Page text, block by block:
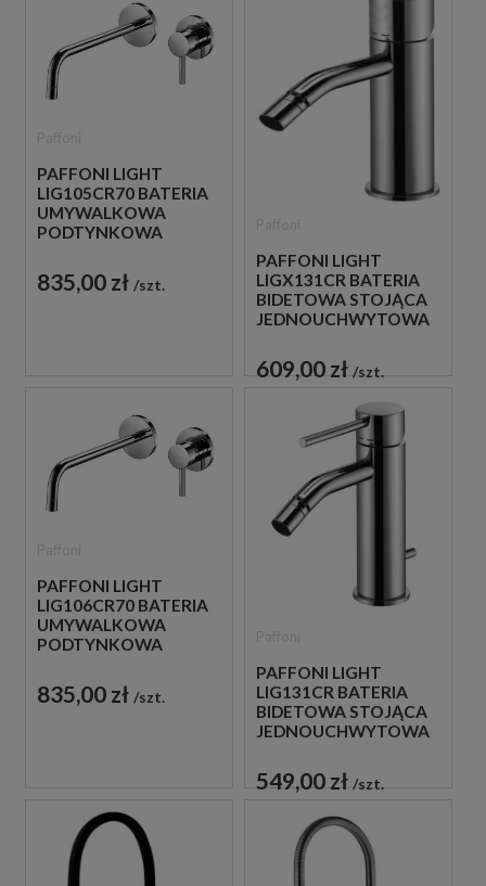
PAFFONI LIGHT
LIG105CR70 BATERIA
UMYWALKOWA
PODTYNKOWA
CHROM
835,00 zł szt.
PAFFONI LIGHT
LIGX131CR BATERIA
BIDETOWA STOJĄCA
JEDNOUCHWYTOWA
609,00 zł szt.
PAFFONI LIGHT
LIG106CR70 BATERIA
UMYWALKOWA
PODTYNKOWA
CHROM
835,00 zł szt.
PAFFONI LIGHT
LIG131CR BATERIA
BIDETOWA STOJĄCA
JEDNOUCHWYTOWA
549,00 zł szt.